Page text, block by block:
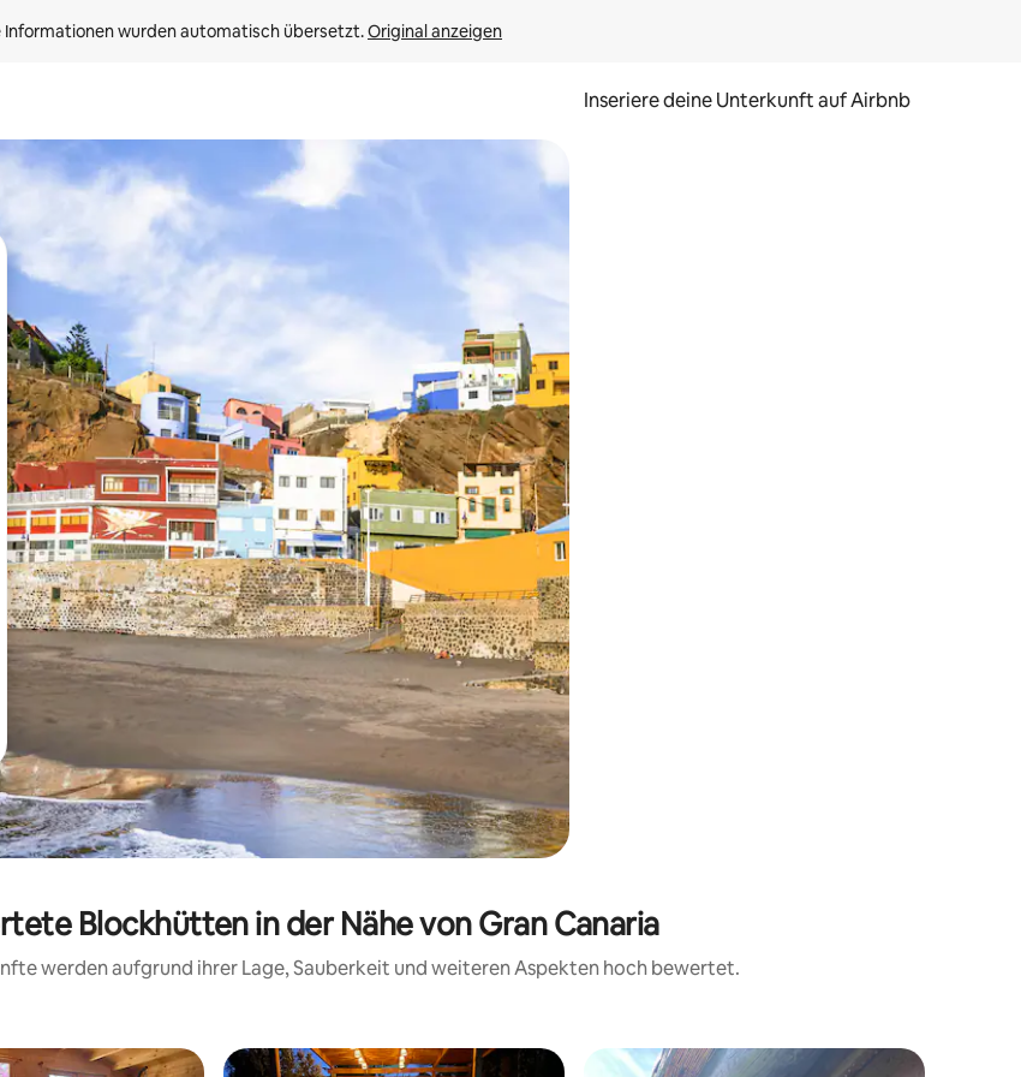
Informationen wurden automatisch übersetzt. Original anzeigen
Inseriere deine Unterkunft auf Airbnb
nach oben und unten oder erkunde die Ergebnisse durch Berühren oder Wischgesten.
Blockhütten in der Nähe von Gran Canaria
werden aufgrund ihrer Lage, Sauberkeit und weiteren Aspekten hoch bewertet.